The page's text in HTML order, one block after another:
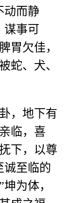
动而静
谋事可
胃欠佳，
蛇、犬、
，地下有
临，喜
下，以尊
诚至临的
为体，